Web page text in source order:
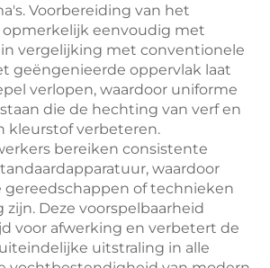
Voorbereiding van het
eenvoudig met
in vergelijking met conventionele
geëngenieerde oppervlak laat
verlopen, waardoor uniforme
die de hechting van verf en
kleurstof verbeteren.
bereiken consistente
waardoor
gereedschappen of technieken
Deze voorspelbaarheid
voor afwerking en verbetert de
uitstraling in alle